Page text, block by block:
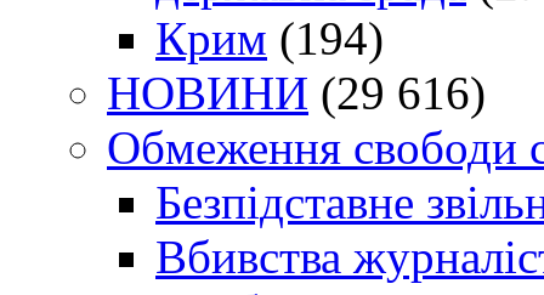
Крим (194)
НОВИНИ (29 616)
Обмеження свободи
Безпідставне
Вбивства